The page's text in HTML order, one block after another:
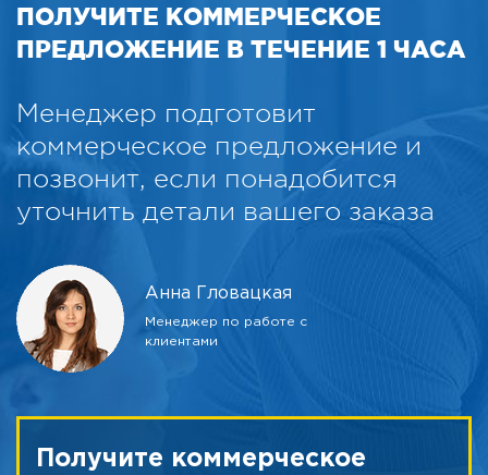
ПОЛУЧИТЕ КОММЕРЧЕСКОЕ
ПРЕДЛОЖЕНИЕ В ТЕЧЕНИЕ 1 ЧАСА
Менеджер подготовит
коммерческое предложение и
позвонит, если понадобится
уточнить детали вашего заказа
Анна Гловацкая
Менеджер по работе с
клиентами
Получите коммерческое